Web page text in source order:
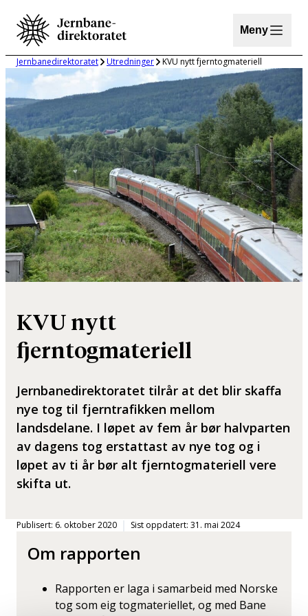
Hopp
innhold
Meny
Jernbanedirektoratet Utredninger KVU nytt fjerntogmateriell
KVU nytt
fjerntogmateriell
Jernbanedirektoratet tilrår at det blir skaffa
nye tog til fjerntrafikken mellom
landsdelane. I løpet av fem år bør halvparten
av dagens tog erstattast av nye tog og i
løpet av ti år bør alt fjerntogmateriell vere
skifta ut.
Publisert: 6. oktober 2020 Sist oppdatert: 31. mai 2024
Om rapporten
Rapporten er laga i samarbeid med Norske
tog som eig togmateriellet, og med Bane